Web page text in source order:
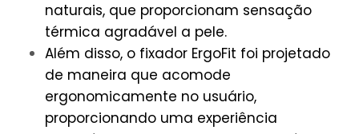
naturais, que proporcionam sensação
térmica agradável a pele.
Além disso, o fixador ErgoFit foi projetado
de maneira que acomode
ergonomicamente no usuário,
proporcionando uma experiência